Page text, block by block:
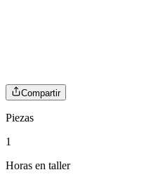
Compartir
Piezas
1
Horas en taller